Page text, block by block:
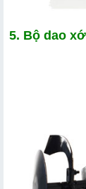
5. Bộ dao